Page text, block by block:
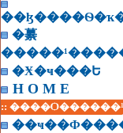
�繤
�Ӿ�ҹ���Ե
H O M E
::